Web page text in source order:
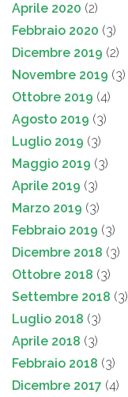
Aprile 2020 (2)
Febbraio 2020 (3)
Dicembre 2019 (2)
Novembre 2019 (3)
Ottobre 2019 (4)
Agosto 2019 (3)
Luglio 2019 (3)
Maggio 2019 (3)
Aprile 2019 (3)
Marzo 2019 (3)
Febbraio 2019 (3)
Dicembre 2018 (3)
Ottobre 2018 (3)
Settembre 2018 (3)
Luglio 2018 (3)
Aprile 2018 (3)
Febbraio 2018 (3)
Dicembre 2017 (4)